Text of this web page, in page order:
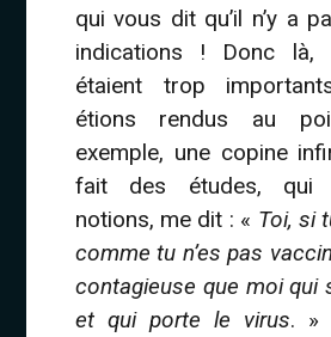
qui vous dit qu’il n’y a
indications ! Donc là,
étaient trop
étions rendus au
exemple, une copine
fait des études, qui
notions, me dit : « Toi, si
comme tu n’es pas
contagieuse que moi qui
et qui porte le virus. »